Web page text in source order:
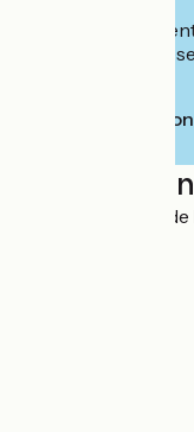
Cet
leur site pour
Localisation
63 Bis Boulevard